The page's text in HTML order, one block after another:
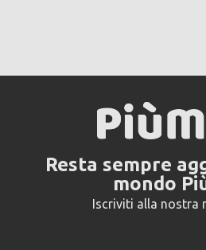
Resta sempre
mondo
Iscriviti alla nostra